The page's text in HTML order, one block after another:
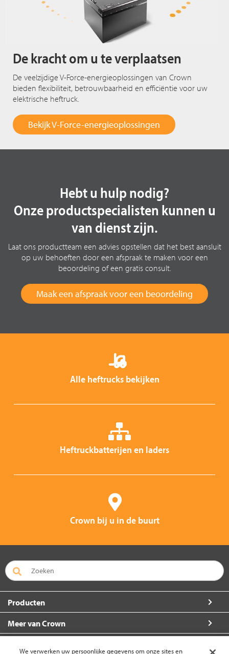
De kracht om u te verplaatsen
De veelzijdige V-Force-energieoplossingen van Crown
bieden flexibiliteit, betrouwbaarheid en efficiëntie voor uw
elektrische heftruck.
Bekijk V-Force-energieoplossingen
Hebt u hulp nodig?
Onze productspecialisten kunnen u
van dienst zijn.
Laat ons productteam een advies opstellen dat het best aansluit
op uw behoeften door een afspraak te maken voor een
beoordeling of een gratis consult.
Maak een afspraak voor een beoordeling
Alle heftrucks bekijken
Heftruckbatterijen en laders
Crown bij u in de buurt
Producten
Meer van Crown
We verwerken uw persoonlijke gegevens om onze sites en